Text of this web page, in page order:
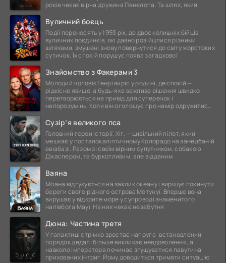
років чекає вірна дружина Пенелопа. Та шлях, який
Вуличний боєць
Події переносять у 1993 рік, де двоє колишніх бійців
вуличних поєдинків, які давно розійшлися різними
шляхами, змушені знову повернутися до світу жорстоких
сутичок. Їх спокій порушує поява загадкової
Знайомство з Факерами 3
Молодий чоловік Генрі виріс у родині, де спокій —
рідкісне явище, а будь-яке важливе рішення швидко
перетворюється на привід для суперечок і
непорозумінь. Коли він оголошує про намір одружитися,
Сузір’я великого пса
Головний герой історії, Хіг, — цивільний пілот, який
мешкає у постапокаліптичному Колорадо на занедбаній
авіабазі. Разом зі своїм вірним супутником, собакою
Джаспером, та буркотливим, але відданим
Ваяна
Моана відгукується на заклик океану і вирішує покинути
береги свого рідного острова Мотунуї. Вперше вона
вирушає у відкрите море у супроводі знаменитого
напівбога Мауї. На них чекає незабутня
Дюна: Частина третя
У галактиці стрімко зростає напруга: встановлений
порядок дедалі більше викликає невдоволення, а
навколо імператора починає згущуватися павутина
прихованих інтриг. Йому доводиться тримати ситуацію